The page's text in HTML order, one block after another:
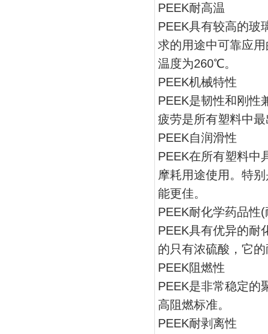
PEEK耐高温
PEEK具有较高的玻
求的用途中可靠应
温度为260℃。
PEEK机械特性
PEEK是韧性和刚性
疲劳是所有塑料中
PEEK自润滑性
PEEK在所有塑料中
摩耗用途使用。特
能更佳。
PEEK耐化学药品性
PEEK具有优异的耐
的只有浓硫酸，它
PEEK阻燃性
PEEK是非常稳定的
高阻燃标准。
PEEK耐剥离性